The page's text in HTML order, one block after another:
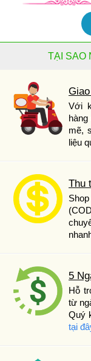
TẠI SAO
Với
mẽ,
liệu
Thu
5
Hỗ
từ
Quý
tại